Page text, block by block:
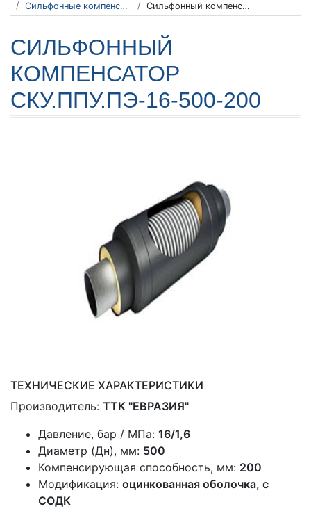
Сильфонные компенсаторы в ППУ изоляции
Сильфонный компенсатор СКУ.ППУ.ПЭ-16-500-200
СИЛЬФОННЫЙ
КОМПЕНСАТОР
СКУ.ППУ.ПЭ-16-500-200
ТЕХНИЧЕСКИЕ ХАРАКТЕРИСТИКИ
Производитель: ТТК "ЕВРАЗИЯ"
Давление, бар / МПа: 16/1,6
Диаметр (Дн), мм: 500
Компенсирующая способность, мм: 200
Модификация: оцинкованная оболочка, с
СОДК